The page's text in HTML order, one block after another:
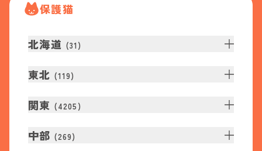
保護猫
北海道 (31 )
東北 (119)
関東 (4205 )
中部 (269)